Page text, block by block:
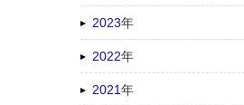
2023年
2022年
2021年